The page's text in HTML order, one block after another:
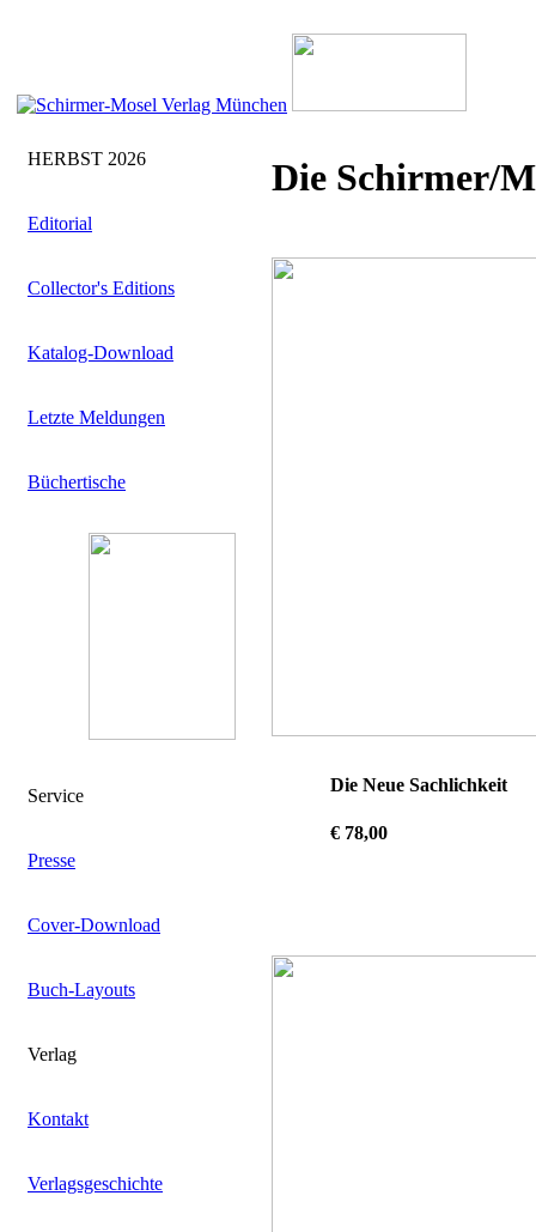
HERBST 2026
Editorial
Collector's Editions
Katalog-Download
Letzte Meldungen
Büchertische
Service
Presse
Cover-Download
Buch-Layouts
Verlag
Kontakt
Verlagsgeschichte
Die Schirmer/
Die Neue Sachlichkeit
€ 78,00